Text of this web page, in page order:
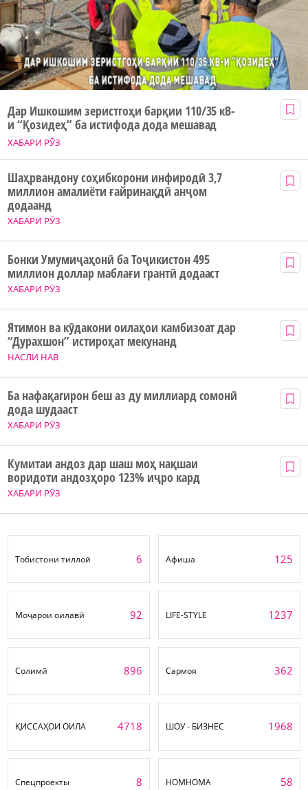
ХАБАРИ РӮЗ
Дар Ишкошим зеристгоҳи барқии 110/35 кВ-
и “Қозидеҳ” ба истифода дода мешавад
ХАБАРИ РӮЗ
Шаҳрвандону соҳибкорони инфиродӣ 3,7
миллион амалиёти ғайринақдӣ анҷом
додаанд
ХАБАРИ РӮЗ
Бонки Умумиҷаҳонӣ ба Тоҷикистон 495
миллион доллар маблағи грантӣ додааст
НАСЛИ НАВ
Ятимон ва кӯдакони оилаҳои камбизоат дар
“Дурахшон” истироҳат мекунанд
ХАБАРИ РӮЗ
Ба нафақагирон беш аз ду миллиард сомонӣ
дода шудааст
ХАБАРИ РӮЗ
Кумитаи андоз дар шаш моҳ нақшаи
воридоти андозҳоро 123% иҷро кард
Тобистони тиллоӣ 6 Афиша 125
Моҷарои оилавӣ 92 LIFE-STYLE 1237
Солимӣ 896 Сармоя 362
ҚИССАҲОИ ОИЛА 4718 ШОУ - БИЗНЕС 1968
Спецпроекты 8 НОМНОМА 58